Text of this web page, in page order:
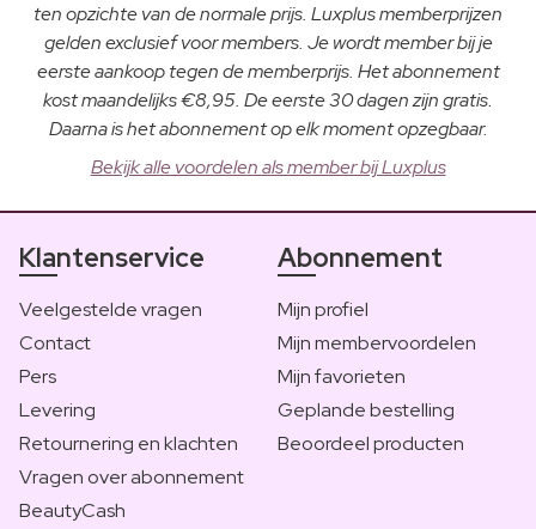
ten opzichte van de normale prijs. Luxplus memberprijzen
gelden exclusief voor members. Je wordt member bij je
eerste aankoop tegen de memberprijs. Het abonnement
kost maandelijks €8,95. De eerste 30 dagen zijn gratis.
Daarna is het abonnement op elk moment opzegbaar.
Bekijk alle voordelen als member bij Luxplus
Klantenservice
Veelgestelde vragen
Contact
Pers
Levering
Retournering en klachten
Vragen over abonnement
BeautyCash
Abonnement
Mijn profiel
Mijn membervoordelen
Mijn favorieten
Geplande bestelling
Beoordeel producten